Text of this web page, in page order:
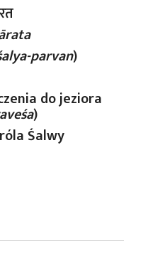
parvan)
do jeziora
)
Śalwy